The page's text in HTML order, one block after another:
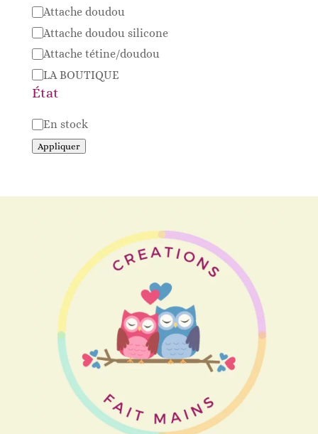
Attache doudou
Attache doudou silicone
Attache tétine/doudou
LA BOUTIQUE
État
Disponibilité
En stock
Appliquer